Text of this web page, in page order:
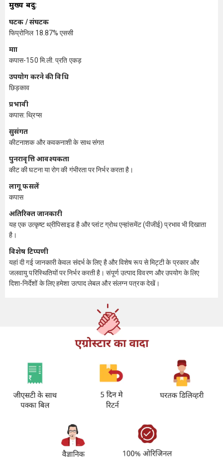
मुख्य बिंदु:
घटक / संघटक
फिप्रोनिल 18.87% एससी
मात्रा
कपास-150 मि.ली. प्रति एकड़
उपयोग करने की विधि
छिड़काव
प्रभावी
कपास: थ्रिप्स
सुसंगत
कीटनाशक और कवकनाशी के साथ संगत
पुनरावृत्ति आवश्यकता
कीट की घटना या रोग की गंभीरता पर निर्भर करता है।
लागू फसलें
कपास
अतिरिक्त जानकारी
यह एक उत्कृष्ट थ्रीपिसाइड है और प्लांट ग्रोथ एन्हांसमेंट (पीजीई) प्रभाव भी दिखाता
है।
विशेष टिप्पणी
यहां दी गई जानकारी केवल संदर्भ के लिए है और विशेष रूप से मिट्टी के प्रकार और
जलवायु परिस्थितियों पर निर्भर करती है। संपूर्ण उत्पाद विवरण और उपयोग के लिए
दिशा-निर्देशों के लिए हमेशा उत्पाद लेबल और संलग्न पत्रक देखें।